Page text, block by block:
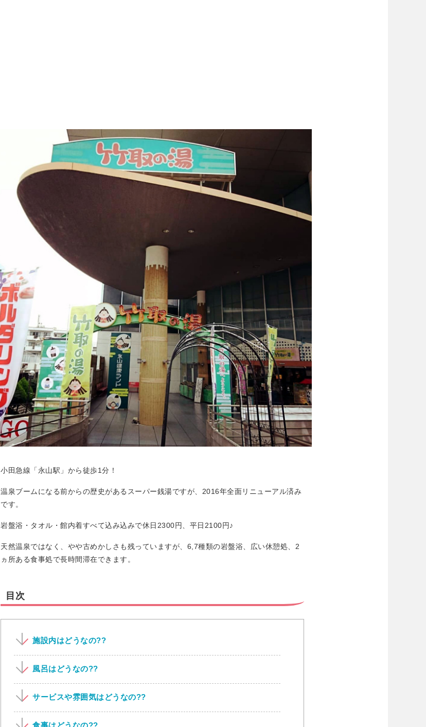
小田急線「永山駅」から徒歩1分！
温泉ブームになる前からの歴史があるスーパー銭湯ですが、2016年全面リニューアル済み
です。
岩盤浴・タオル・館内着すべて込み込みで休日2300円、平日2100円♪
天然温泉ではなく、やや古めかしさも残っていますが、6,7種類の岩盤浴、広い休憩処、2
ヵ所ある食事処で長時間滞在できます。
目次
施設内はどうなの??
風呂はどうなの??
サービスや雰囲気はどうなの??